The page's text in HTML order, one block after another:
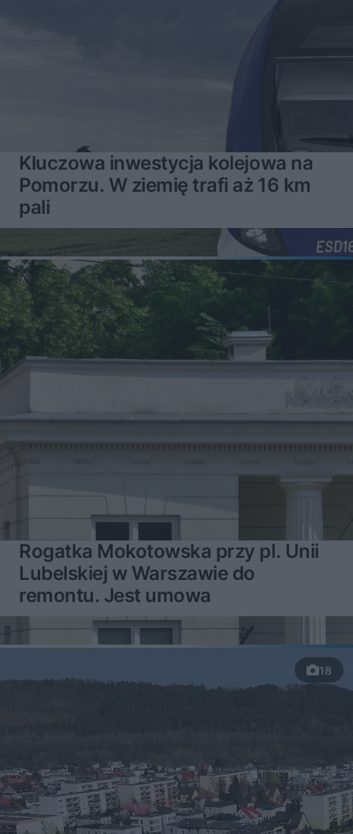
Kluczowa inwestycja kolejowa na
Pomorzu. W ziemię trafi aż 16 km
pali
Rogatka Mokotowska przy pl. Unii
Lubelskiej w Warszawie do
remontu. Jest umowa
18